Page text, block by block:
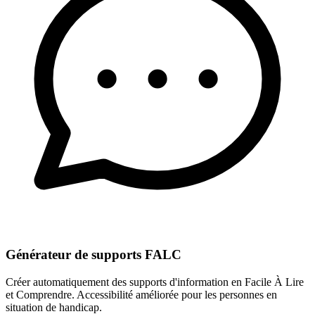
Générateur de supports FALC
Créer automatiquement des supports d'information en Facile À Lire
et Comprendre. Accessibilité améliorée pour les personnes en
situation de handicap.